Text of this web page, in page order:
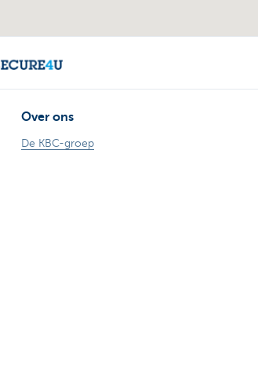
Over ons
De KBC-groep